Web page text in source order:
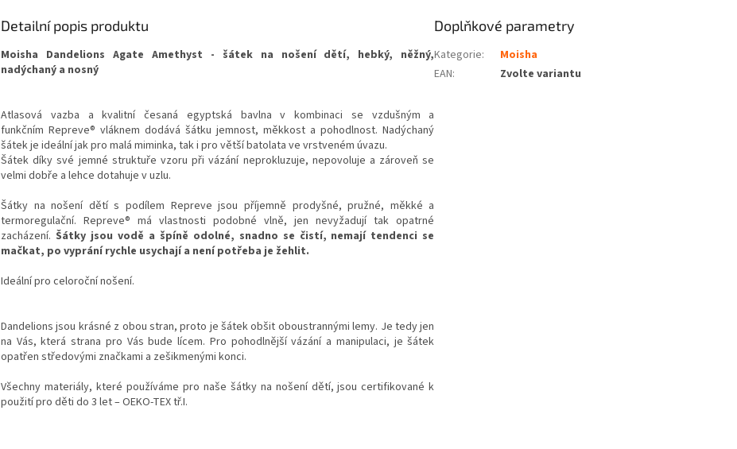
Detailní popis produktu
Moisha Dandelions Agate Amethyst - šátek na nošení dětí, hebký, něžný,
nadýchaný a nosný
Atlasová vazba a kvalitní česaná egyptská bavlna v kombinaci se vzdušným a
funkčním Repreve® vláknem dodává šátku jemnost, měkkost a pohodlnost. Nadýchaný
šátek je ideální jak pro malá miminka, tak i pro větší batolata ve vrstveném úvazu.
Šátek díky své jemné struktuře vzoru při vázání neprokluzuje, nepovoluje a zároveň se
velmi dobře a lehce dotahuje v uzlu.
Šátky na nošení dětí s podílem Repreve jsou příjemně prodyšné, pružné, měkké a
termoregulační. Repreve® má vlastnosti podobné vlně, jen nevyžadují tak opatrné
zacházení. Šátky jsou vodě a špíně odolné, snadno se čistí, nemají tendenci se
mačkat, po vyprání rychle usychají a není potřeba je žehlit.
Ideální pro celoroční nošení.
Dandelions jsou krásné z obou stran, proto je šátek obšit oboustrannými lemy. Je tedy jen
na Vás, která strana pro Vás bude lícem. Pro pohodlnější vázání a manipulaci, je šátek
opatřen středovými značkami a zešikmenými konci.
Všechny materiály, které používáme pro naše šátky na nošení dětí, jsou certifikované k
použití pro děti do 3 let – OEKO-TEX tř.I.
Doplňkové parametry
Kategorie:
Moisha
EAN: Zvolte variantu